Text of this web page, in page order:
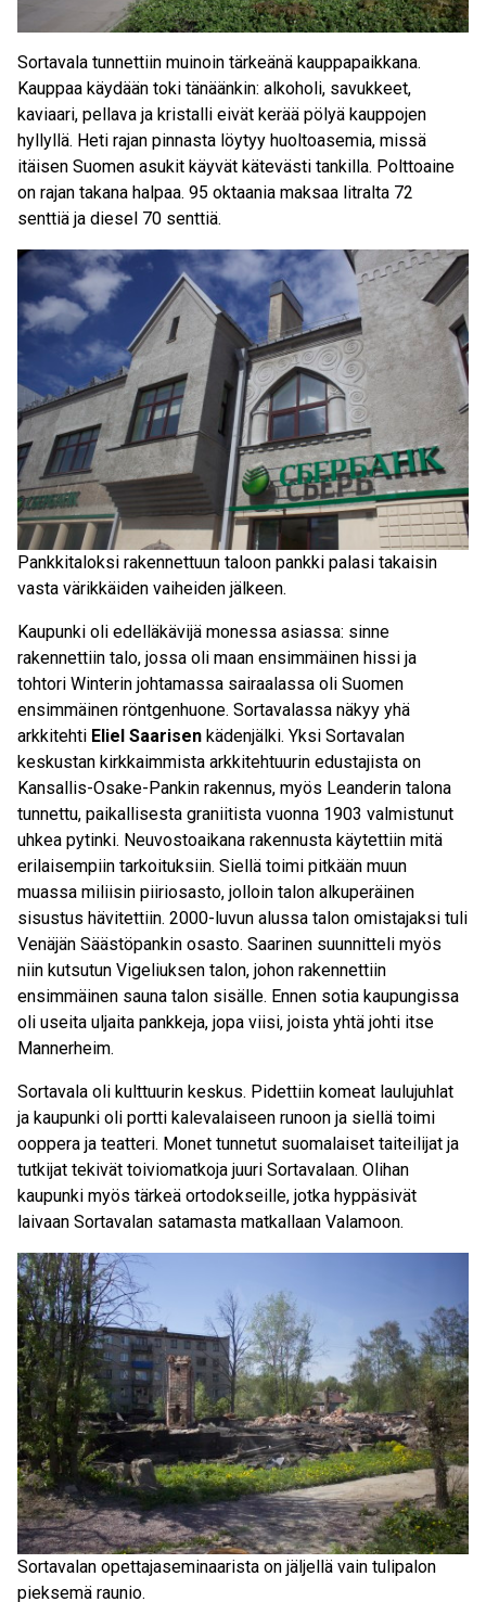
Sortavala tunnettiin muinoin tärkeänä kauppapaikkana.
Kauppaa käydään toki tänäänkin: alkoholi, savukkeet,
kaviaari, pellava ja kristalli eivät kerää pölyä kauppojen
hyllyllä. Heti rajan pinnasta löytyy huoltoasemia, missä
itäisen Suomen asukit käyvät kätevästi tankilla. Polttoaine
on rajan takana halpaa. 95 oktaania maksaa litralta 72
senttiä ja diesel 70 senttiä.
Pankkitaloksi rakennettuun taloon pankki palasi takaisin
vasta värikkäiden vaiheiden jälkeen.
Kaupunki oli edelläkävijä monessa asiassa: sinne
rakennettiin talo, jossa oli maan ensimmäinen hissi ja
tohtori Winterin johtamassa sairaalassa oli Suomen
ensimmäinen röntgenhuone. Sortavalassa näkyy yhä
arkkitehti Eliel Saarisen kädenjälki. Yksi Sortavalan
keskustan kirkkaimmista arkkitehtuurin edustajista on
Kansallis-Osake-Pankin rakennus, myös Leanderin talona
tunnettu, paikallisesta graniitista vuonna 1903 valmistunut
uhkea pytinki. Neuvostoaikana rakennusta käytettiin mitä
erilaisempiin tarkoituksiin. Siellä toimi pitkään muun
muassa miliisin piiriosasto, jolloin talon alkuperäinen
sisustus hävitettiin. 2000-luvun alussa talon omistajaksi tuli
Venäjän Säästöpankin osasto. Saarinen suunnitteli myös
niin kutsutun Vigeliuksen talon, johon rakennettiin
ensimmäinen sauna talon sisälle. Ennen sotia kaupungissa
oli useita uljaita pankkeja, jopa viisi, joista yhtä johti itse
Mannerheim.
Sortavala oli kulttuurin keskus. Pidettiin komeat laulujuhlat
ja kaupunki oli portti kalevalaiseen runoon ja siellä toimi
ooppera ja teatteri. Monet tunnetut suomalaiset taiteilijat ja
tutkijat tekivät toiviomatkoja juuri Sortavalaan. Olihan
kaupunki myös tärkeä ortodokseille, jotka hyppäsivät
laivaan Sortavalan satamasta matkallaan Valamoon.
Sortavalan opettajaseminaarista on jäljellä vain tulipalon
pieksemä raunio.